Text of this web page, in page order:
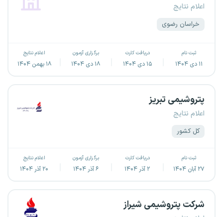
اعلام نتایج
خراسان رضوی
ثبت نام
۱۱ دی ۱۴۰۴
دریافت کارت
۱۵ دی ۱۴۰۴
برگزاری آزمون
۱۸ دی ۱۴۰۴
اعلام نتایج
۱۸ بهمن ۱۴۰۴
پتروشیمی تبریز
اعلام نتایج
کل کشور
ثبت نام
۲۷ آبان ۱۴۰۴
دریافت کارت
۲ آذر ۱۴۰۴
برگزاری آزمون
۶ آذر ۱۴۰۴
اعلام نتایج
۲۰ آذر ۱۴۰۴
شرکت پتروشیمی شیراز